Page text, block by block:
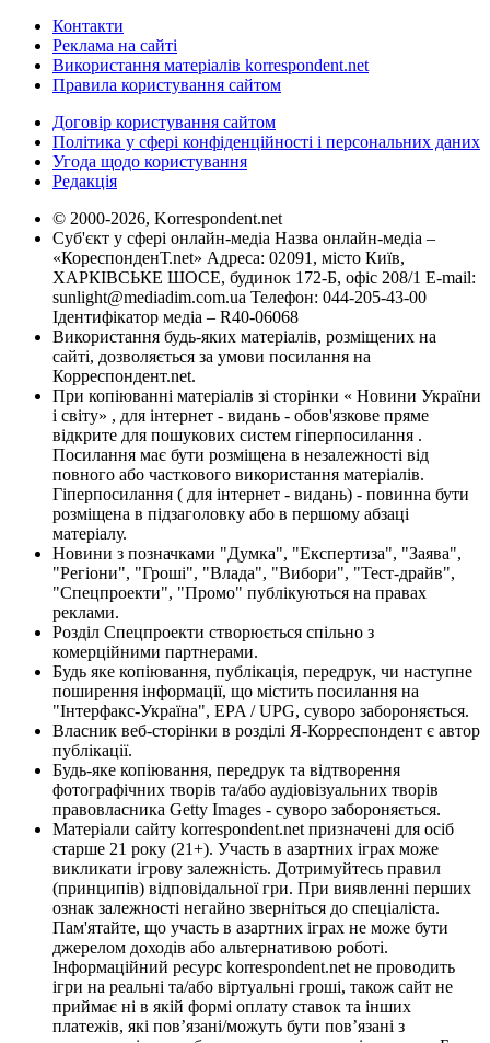
Контакти
Реклама на сайті
Використання матеріалів korrespondent.net
Правила користування сайтом
Договір користування сайтом
Політика у сфері конфіденційності і персональних даних
Угода щодо користування
Редакція
© 2000-2026, Korrespondent.net
Суб'єкт у сфері онлайн-медіа Назва онлайн-медіа –
«КореспонденТ.net» Адреса: 02091, місто Київ,
ХАРКІВСЬКЕ ШОСЕ, будинок 172-Б, офіс 208/1 E-mail:
sunlight@mediadim.com.ua Телефон: 044-205-43-00
Ідентифікатор медіа – R40-06068
Використання будь-яких матеріалів, розміщених на
сайті, дозволяється за умови посилання на
Корреспондент.net.
При копіюванні матеріалів зі сторінки « Новини України
і світу» , для інтернет - видань - обов'язкове пряме
відкрите для пошукових систем гіперпосилання .
Посилання має бути розміщена в незалежності від
повного або часткового використання матеріалів.
Гіперпосилання ( для інтернет - видань) - повинна бути
розміщена в підзаголовку або в першому абзаці
матеріалу.
Новини з позначками "Думка", "Експертиза", "Заява",
"Регіони", "Гроші", "Влада", "Вибори", "Тест-драйв",
"Спецпроекти", "Промо" публікуються на правах
реклами.
Розділ Спецпроекти створюється спільно з
комерційними партнерами.
Будь яке копіювання, публікація, передрук, чи наступне
поширення інформації, що містить посилання на
"Інтерфакс-Україна", EPA / UPG, суворо забороняється.
Власник веб-сторінки в розділі Я-Корреспондент є автор
публікації.
Будь-яке копіювання, передрук та відтворення
фотографічних творів та/або аудіовізуальних творів
правовласника Getty Images - суворо забороняється.
Матеріали сайту korrespondent.net призначені для осіб
старше 21 року (21+). Участь в азартних іграх може
викликати ігрову залежність. Дотримуйтесь правил
(принципів) відповідальної гри. При виявленні перших
ознак залежності негайно зверніться до спеціаліста.
Пам'ятайте, що участь в азартних іграх не може бути
джерелом доходів або альтернативою роботі.
Інформаційний ресурс korrespondent.net не проводить
ігри на реальні та/або віртуальні гроші, також сайт не
приймає ні в якій формі оплату ставок та інших
платежів, які пов’язані/можуть бути пов’язані з